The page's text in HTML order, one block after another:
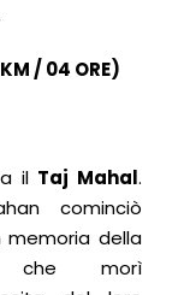
/ 04 ORE)
il Taj Mahal.
cominciò
memoria della
che morì